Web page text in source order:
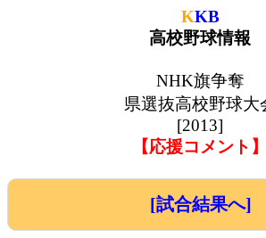
KKB
高校野球情報
NHK旗争奪
県選抜高校野球大
[2013]
【応援コメント】
[試合結果へ]